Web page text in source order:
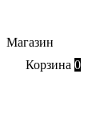
Магазин
Корзина 0